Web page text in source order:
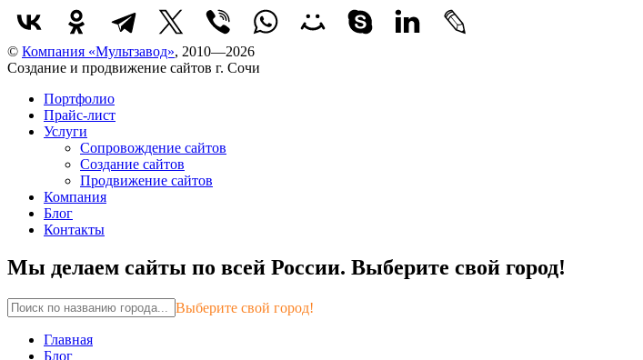
© Компания «Мультзавод», 2010—2026
Создание и продвижение сайтов г. Сочи
Портфолио
Прайс-лист
Услуги
Сопровождение сайтов
Создание сайтов
Продвижение сайтов
Компания
Блог
Контакты
Мы делаем сайты по всей России. Выберите свой город!
Выберите свой город!
Главная
Блог